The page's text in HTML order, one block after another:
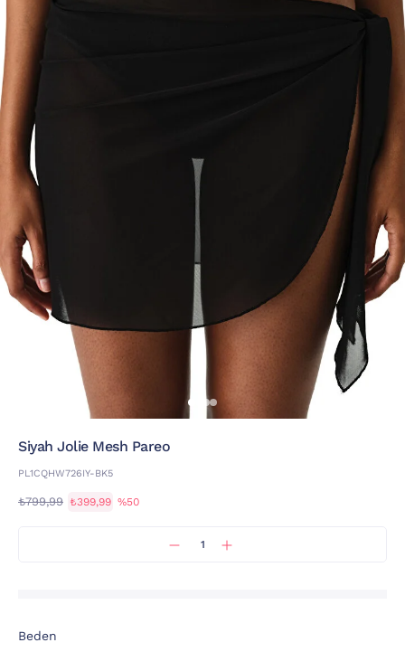
Si̇yah Jolie Mesh Pareo
PL1CQHW726IY-BK5
₺799,99 ₺399,99 %50
Beden